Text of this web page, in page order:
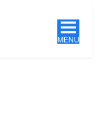
MENU